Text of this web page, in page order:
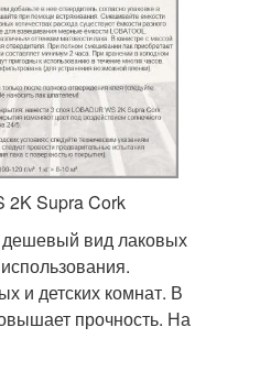
2K Supra Cork
вид лаковых
и детских комнат. В
прочность. На